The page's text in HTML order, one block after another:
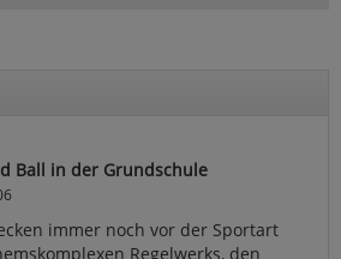
Ball in der Grundschule
immer noch vor der Sportart
Regelwerks, den